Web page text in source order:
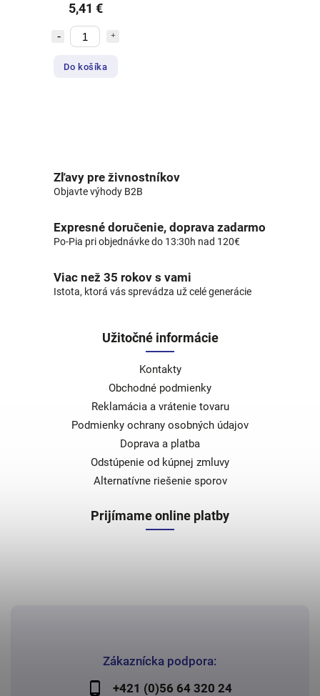
5,41 €
Do košíka
Zľavy pre živnostníkov
Objavte výhody B2B
Expresné doručenie, doprava zadarmo
Po-Pia pri objednávke do 13:30h nad 120€
Viac než 35 rokov s vami
Istota, ktorá vás sprevádza už celé generácie
Zákaznícka podpora:
+421 (0)56 64 320 24
Užitočné informácie
Kontakty
Obchodné podmienky
Reklamácia a vrátenie tovaru
Podmienky ochrany osobných údajov
Doprava a platba
Odstúpenie od kúpnej zmluvy
Alternatívne riešenie sporov
Prijímame online platby